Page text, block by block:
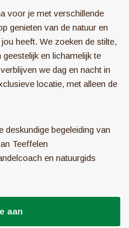
voor je met verschillende
genieten van de natuur en
heeft. We zoeken de stilte,
en lichamelijk te
we dag en nacht in
locatie, met alleen de
deskundige begeleiding van
Teeffelen
en natuurgids
aan